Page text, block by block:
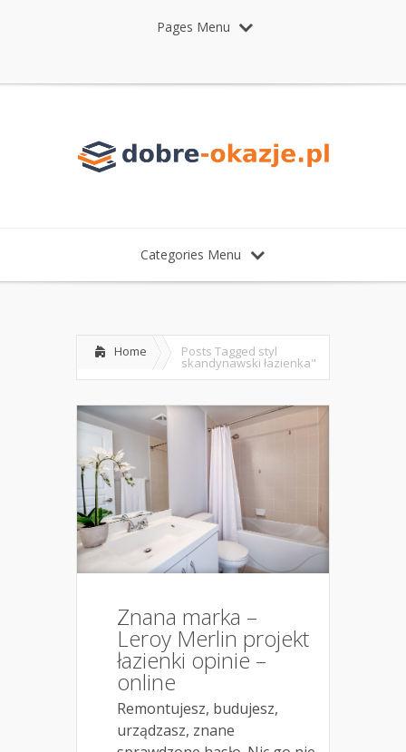
Pages Menu
Categories Menu
Home Posts Tagged styl
skandynawski łazienka"
Znana marka –
Leroy Merlin projekt
łazienki opinie –
online
Remontujesz, budujesz,
urządzasz, znane